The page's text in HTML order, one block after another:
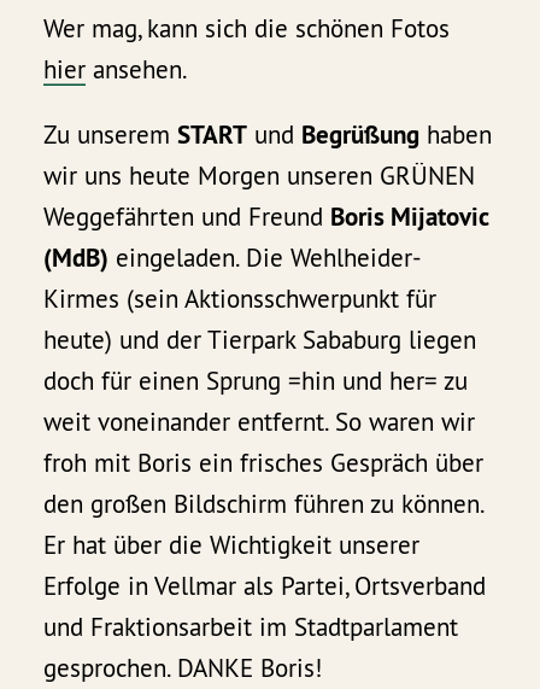
Wer mag, kann sich die schönen Fotos
hier ansehen.
Zu unseremSTART und Begrüßung haben
wir uns heute Morgen unseren GRÜNEN
Weggefährten und Freund Boris Mijatovic
(MdB) eingeladen. Die Wehlheider-
Kirmes (sein Aktionsschwerpunkt für
heute) und der Tierpark Sababurg liegen
doch für einen Sprung =hin und her= zu
weit voneinander entfernt. So waren wir
froh mit Boris ein frisches Gespräch über
den großen Bildschirm führen zu können.
Er hat über die Wichtigkeit unserer
Erfolge in Vellmar als Partei, Ortsverband
und Fraktionsarbeit im Stadtparlament
gesprochen. DANKE Boris!